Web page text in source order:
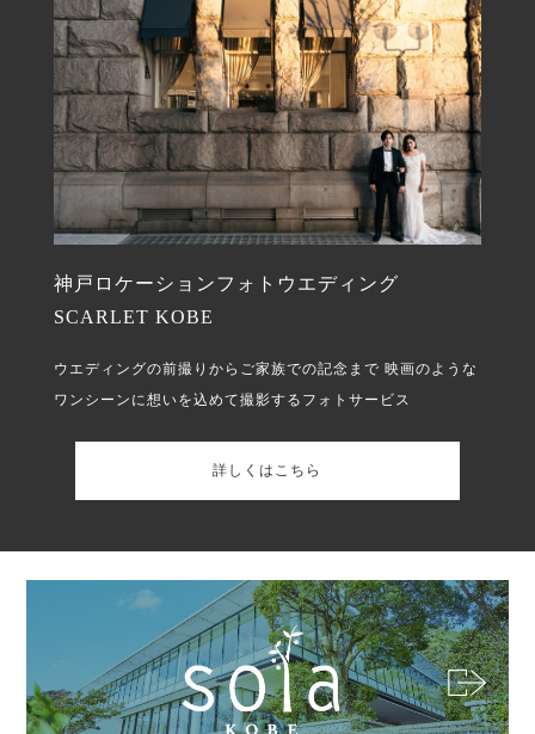
神戸ロケーションフォトウエディング
SCARLET KOBE
ウエディングの前撮りからご家族での記念まで 映画のような
ワンシーンに想いを込めて撮影するフォトサービス
詳しくはこちら